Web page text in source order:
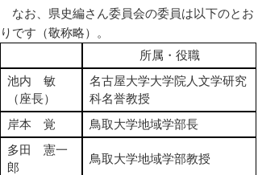
なお、県史編さん委員会の委員は以下のとお
りです（敬称略）。
所属・役職
池内 敏
（座長）
名古屋大学大学院人文学研究
科名誉教授
岸本 覚
鳥取大学地域学部長
多田 憲一
郎
鳥取大学地域学部教授